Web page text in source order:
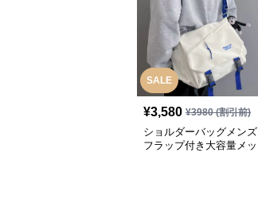
SALE
¥3,580 ¥3980(割引前)
ショルダーバッグメンズ
フラップ付き大容量メッ
センジャーバッグ